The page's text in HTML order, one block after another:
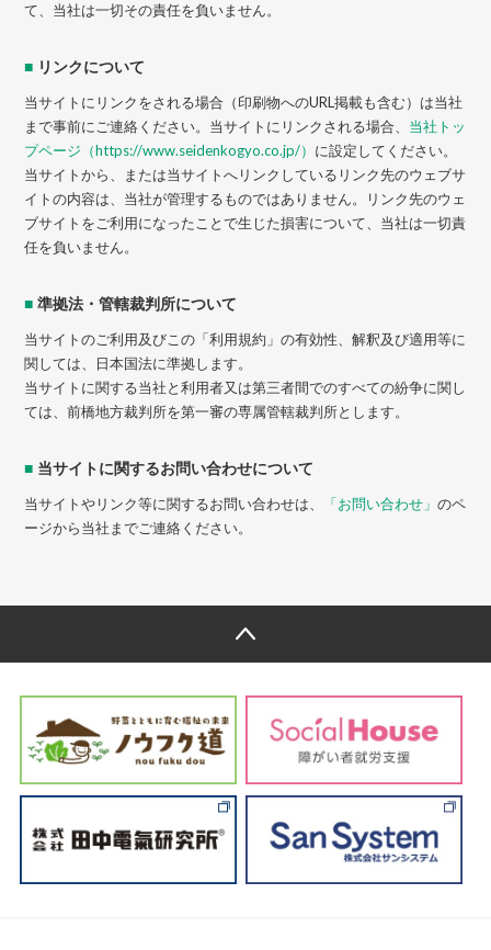
て、当社は一切その責任を負いません。
■ リンクについて
当サイトにリンクをされる場合（印刷物へのURL掲載も含む）は当社
まで事前にご連絡ください。当サイトにリンクされる場合、 当社トッ
プページ（https://www.seidenkogyo.co.jp/） に設定してください。
当サイトから、または当サイトへリンクしているリンク先のウェブサ
イトの内容は、当社が管理するものではありません。リンク先のウェ
ブサイトをご利用になったことで生じた損害について、当社は一切責
任を負いません。
■ 準拠法・管轄裁判所について
当サイトのご利用及びこの「利用規約」の有効性、解釈及び適用等に
関しては、日本国法に準拠します。
当サイトに関する当社と利用者又は第三者間でのすべての紛争に関し
ては、前橋地方裁判所を第一審の専属管轄裁判所とします。
■ 当サイトに関するお問い合わせについて
当サイトやリンク等に関するお問い合わせは、 「お問い合わせ」のペ
ージから当社までご連絡ください。